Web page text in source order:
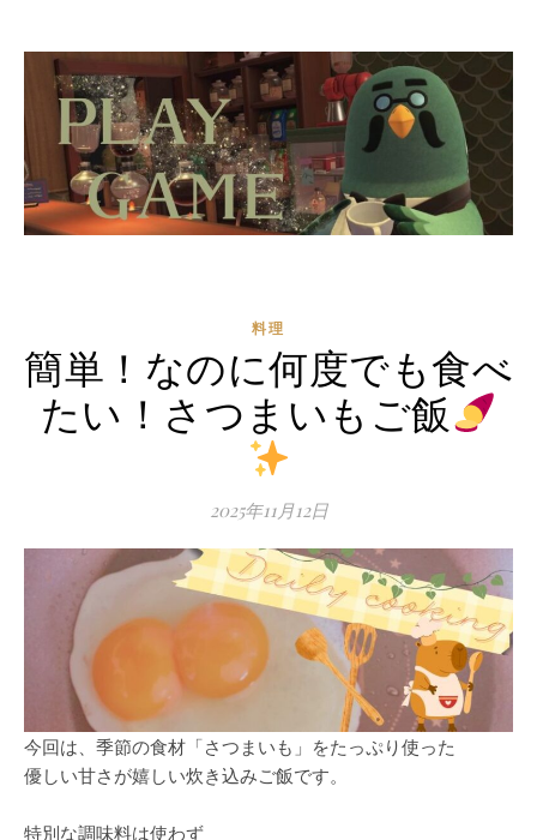
料理
簡単！なのに何度でも食べ
たい！さつまいもご飯
2025年11月12日
今回は、季節の食材「さつまいも」をたっぷり使った
優しい甘さが嬉しい炊き込みご飯です。
特別な調味料は使わず